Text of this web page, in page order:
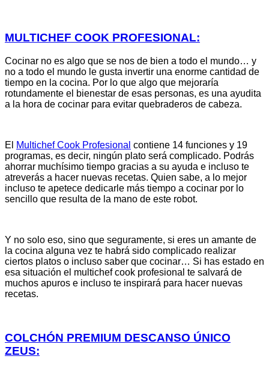
MULTICHEF COOK PROFESIONAL:
Cocinar no es algo que se nos de bien a todo el mundo… y
no a todo el mundo le gusta invertir una enorme cantidad de
tiempo en la cocina. Por lo que algo que mejoraría
rotundamente el bienestar de esas personas, es una ayudita
a la hora de cocinar para evitar quebraderos de cabeza.
El Multichef Cook Profesional contiene 14 funciones y 19
programas, es decir, ningún plato será complicado. Podrás
ahorrar muchísimo tiempo gracias a su ayuda e incluso te
atreverás a hacer nuevas recetas. Quien sabe, a lo mejor
incluso te apetece dedicarle más tiempo a cocinar por lo
sencillo que resulta de la mano de este robot.
Y no solo eso, sino que seguramente, si eres un amante de
la cocina alguna vez te habrá sido complicado realizar
ciertos platos o incluso saber que cocinar… Si has estado en
esa situación el multichef cook profesional te salvará de
muchos apuros e incluso te inspirará para hacer nuevas
recetas.
COLCHÓN PREMIUM DESCANSO ÚNICO
ZEUS: